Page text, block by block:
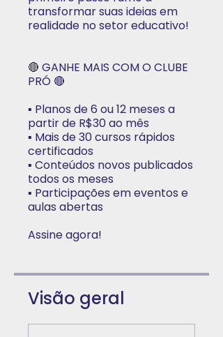
transformar suas ideias em
realidade no setor educativo!
🔴 GANHE MAIS COM O CLUBE
PRÓ 🔴
▪️ Planos de 6 ou 12 meses a
partir de R$30 ao mês
▪️ Mais de 30 cursos rápidos
certificados
▪️ Conteúdos novos publicados
todos os meses
▪️ Participações em eventos e
aulas abertas
Assine agora!
Visão geral